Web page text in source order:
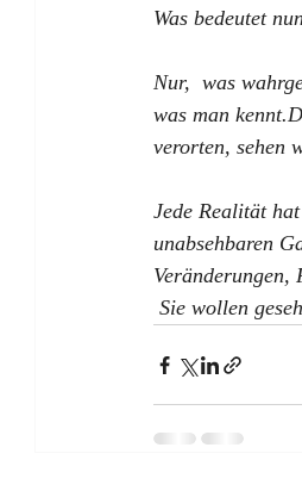
Was bedeutet
Nur,  was
was man
verorten, sehen
Jede Realität
unabsehbaren
Veränderungen,
Sie wollen